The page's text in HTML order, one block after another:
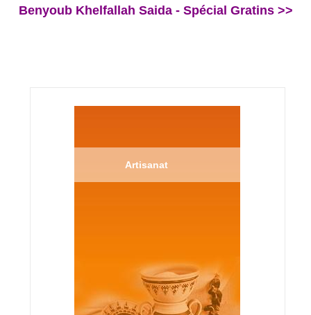
Benyoub Khelfallah Saida - Spécial Gratins >>
Artisanat